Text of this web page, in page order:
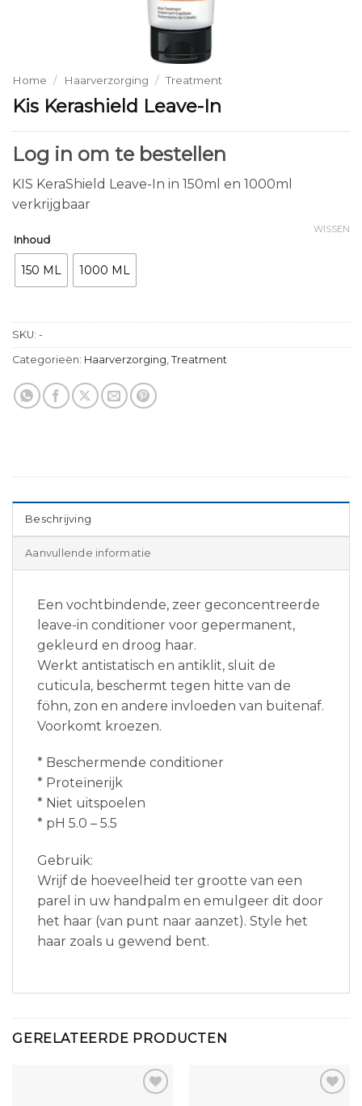
Home / Haarverzorging / Treatment
Kis Kerashield Leave-In
Log in om te bestellen
KIS KeraShield Leave-In in 150ml en 1000ml
verkrijgbaar
Inhoud
150 ML 1000 ML
WISSEN
SKU: -
Categorieën: Haarverzorging Treatment
Beschrijving
Aanvullende informatie
Een vochtbindende, zeer geconcentreerde
leave-in conditioner voor gepermanent,
gekleurd en droog haar.
Werkt antistatisch en antiklit, sluit de
cuticula, beschermt tegen hitte van de
föhn, zon en andere invloeden van buitenaf.
Voorkomt kroezen.
* Beschermende conditioner
* Proteïnerijk
* Niet uitspoelen
* pH 5.0 – 5.5
Gebruik:
Wrijf de hoeveelheid ter grootte van een
parel in uw handpalm en emulgeer dit door
het haar (van punt naar aanzet). Style het
haar zoals u gewend bent.
GERELATEERDE PRODUCTEN